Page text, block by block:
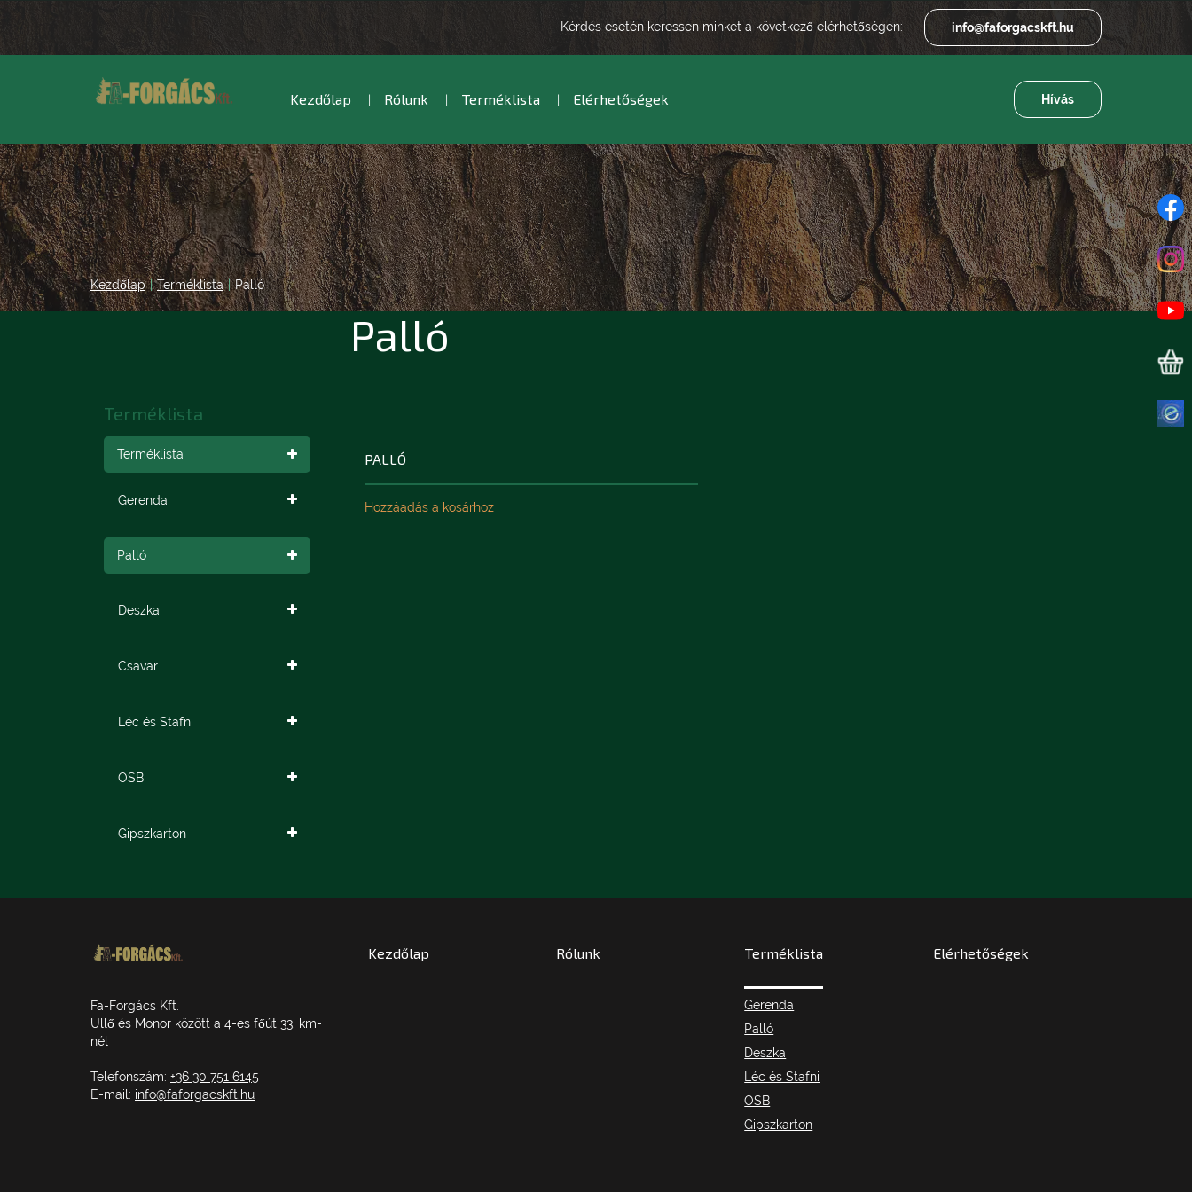
Kérdés esetén keressen minket a következő elérhetőségen: info@faforgacskft.hu
Kezdőlap Rólunk Terméklista Elérhetőségek Hívás
Kezdőlap | Terméklista | Palló
Terméklista
Terméklista
Gerenda
Palló
Deszka
Csavar
Léc és Stafni
OSB
Gipszkarton
Palló
PALLÓ
Hozzáadás a kosárhoz
Fa-Forgács Kft.
Üllő és Monor között a 4-es főút 33. km-
nél
Telefonszám: +36 30 751 6145
E-mail: info@faforgacskft.hu
Kezdőlap Rólunk Terméklista
Gerenda
Palló
Deszka
Léc és Stafni
OSB
Gipszkarton
Elérhetőségek